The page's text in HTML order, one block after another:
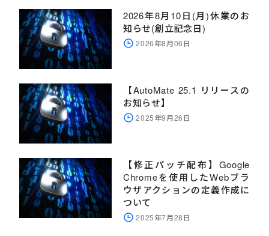
2026年8月10日(月)休業のお
知らせ(創立記念日)
2026年8月06日
【AutoMate 25.1 リリースの
お知らせ】
2025年9月26日
【修正パッチ配布】Google
Chromeを使用したWebブラ
ウザアクションの定義作成に
ついて
2025年7月28日